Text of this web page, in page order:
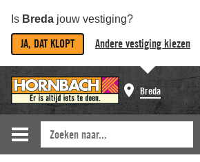
Is Breda jouw vestiging?
JA, DAT KLOPT Andere vestiging kiezen
Breda